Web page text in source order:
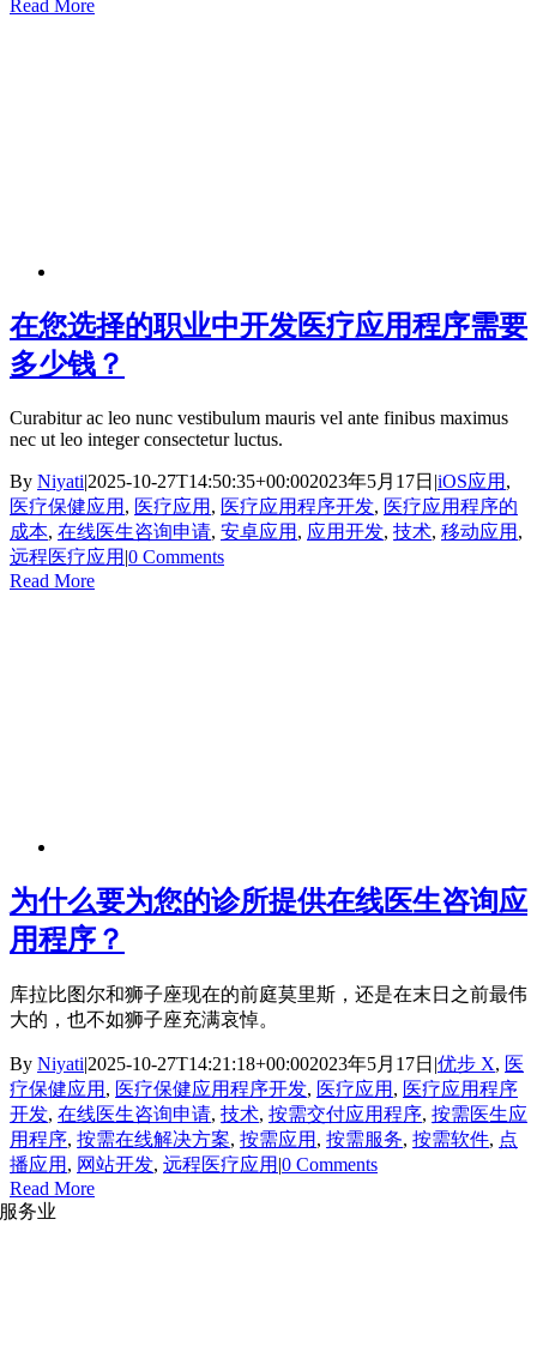
Read More
在您选择的职业中开发医疗应用程序需要
多少钱？
Curabitur ac leo nunc vestibulum mauris vel ante finibus maximus
nec ut leo integer consectetur luctus.
By Niyati|2025-10-27T14:50:35+00:002023年5月17日 |iOS应用 ,
医疗保健应用 , 医疗应用 , 医疗应用程序开发, 医疗应用程序的
成本, 在线医生咨询申请, 安卓应用 , 应用开发, 技术, 移动应用 ,
远程医疗应用 |0 Comments
Read More
为什么要为您的诊所提供在线医生咨询应
用程序？
库拉比图尔和狮子座现在的前庭莫里斯，还是在末日之前最伟
大的，也不如狮子座充满哀悼。
By Niyati|2025-10-27T14:21:18+00:002023年5月17日 |优步 X, 医
疗保健应用 , 医疗保健应用程序开发, 医疗应用 , 医疗应用程序
开发, 在线医生咨询申请, 技术, 按需交付应用程序, 按需医生应
用程序, 按需在线解决方案, 按需应用 , 按需服务, 按需软件, 点
播应用 , 网站开发, 远程医疗应用 |0 Comments
Read More
服务业